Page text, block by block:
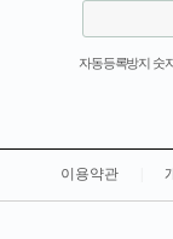
자동등록방지 숫
이용약관